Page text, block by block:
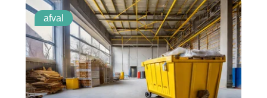
afval